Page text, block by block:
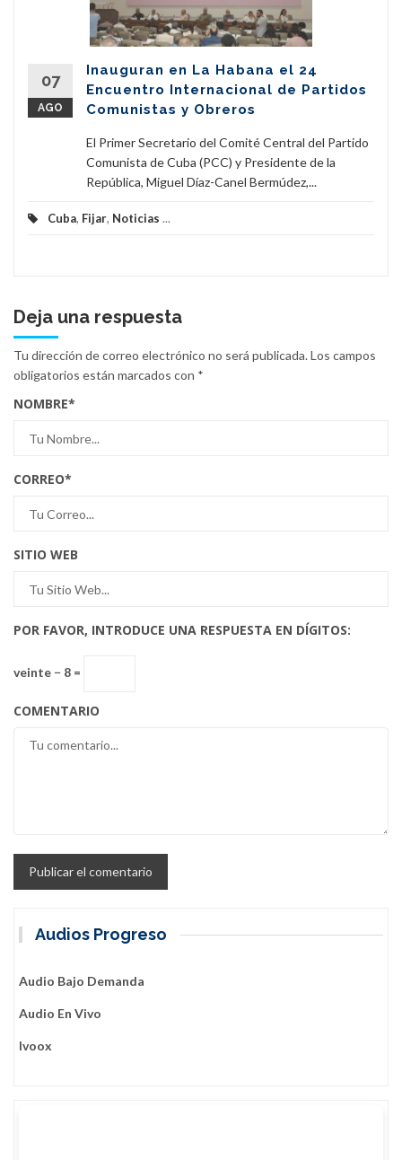
07
AGO
Inauguran en La Habana el 24
Encuentro Internacional de Partidos
Comunistas y Obreros
El Primer Secretario del Comité Central del Partido
Comunista de Cuba (PCC) y Presidente de la
República, Miguel Díaz-Canel Bermúdez,...
Cuba, Fijar, Noticias ...
Deja una respuesta
Tu dirección de correo electrónico no será publicada.Los campos
obligatorios están marcados con *
NOMBRE*
CORREO*
SITIO WEB
POR FAVOR, INTRODUCE UNA RESPUESTA EN DÍGITOS:
veinte − 8 =
COMENTARIO
Audios Progreso
Audio Bajo Demanda
Audio En Vivo
Ivoox